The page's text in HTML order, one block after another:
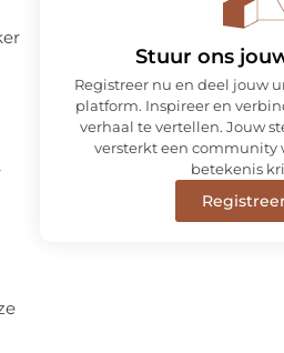
Stuur ons
Registreer nu en deel jouw
platform. Inspireer en
verhaal te vertellen. Jouw
versterkt een community
betekenis